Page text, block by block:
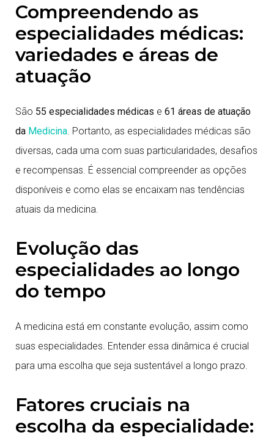
Compreendendo as
especialidades médicas:
variedades e áreas de
atuação
São 55 especialidades médicas e 61 áreas de atuação
da Medicina. Portanto, as especialidades médicas são
diversas, cada uma com suas particularidades, desafios
e recompensas. É essencial compreender as opções
disponíveis e como elas se encaixam nas tendências
atuais da medicina.
Evolução das
especialidades ao longo
do tempo
A medicina está em constante evolução, assim como
suas especialidades. Entender essa dinâmica é crucial
para uma escolha que seja sustentável a longo prazo.
Fatores cruciais na
escolha da especialidade: